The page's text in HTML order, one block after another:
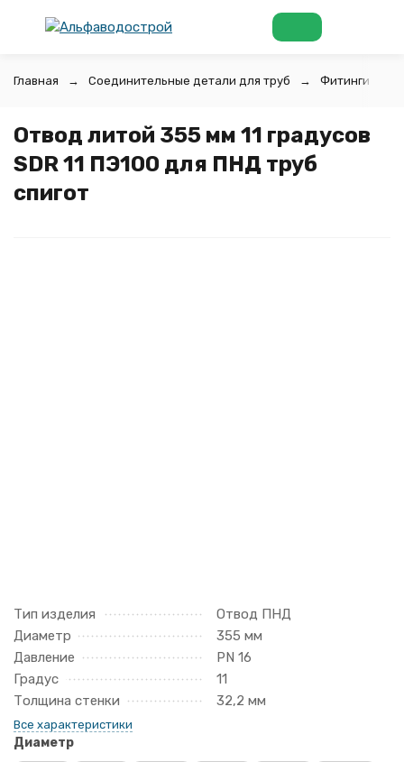
Главная Соединительные детали для труб Фитинги для
Отвод литой 355 мм 11 градусов
SDR 11 ПЭ100 для ПНД труб
спигот
Тип изделия
Отвод ПНД
Диаметр
355 мм
Давление
PN 16
Градус
11
Толщина стенки
32,2 мм
Все характеристики
Диаметр